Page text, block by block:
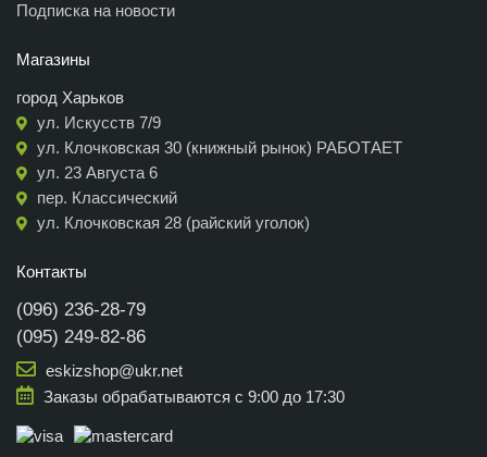
Подписка на новости
Магазины
город Харьков
ул. Искусств 7/9
ул. Клочковская 30 (книжный рынок) РАБОТАЕТ
ул. 23 Августа 6
пер. Классический
ул. Клочковская 28 (райский уголок)
Контакты
(096) 236-28-79
(095) 249-82-86
eskizshop@ukr.net
Заказы обрабатываются с 9:00 до 17:30